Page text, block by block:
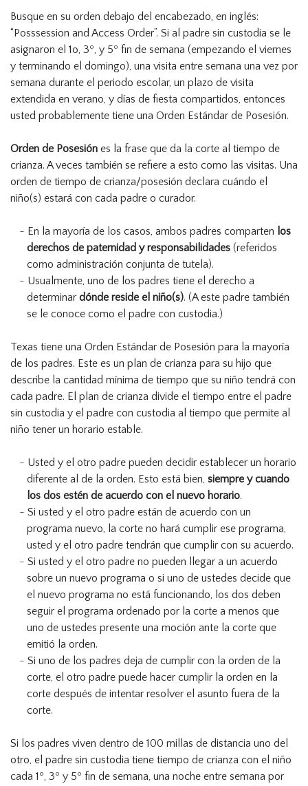
Busque en su orden debajo del encabezado, en inglés:
“Posssession and Access Order”. Si al padre sin custodia se le
asignaron el 1o, 3º, y 5º fin de semana (empezando el viernes
y terminando el domingo), una visita entre semana una vez por
semana durante el periodo escolar, un plazo de visita
extendida en verano, y días de fiesta compartidos, entonces
usted probablemente tiene una Orden Estándar de Posesión.
Orden de Posesión es la frase que da la corte al tiempo de
crianza. A veces también se refiere a esto como las visitas. Una
orden de tiempo de crianza/posesión declara cuándo el
niño(s) estará con cada padre o curador.
En la mayoría de los casos, ambos padres comparten los
derechos de paternidad y responsabilidades (referidos
como administración conjunta de tutela).
Usualmente, uno de los padres tiene el derecho a
determinar dónde reside el niño(s). (A este padre también
se le conoce como el padre con custodia.)
Texas tiene una Orden Estándar de Posesión para la mayoría
de los padres. Este es un plan de crianza para su hijo que
describe la cantidad mínima de tiempo que su niño tendrá con
cada padre. El plan de crianza divide el tiempo entre el padre
sin custodia y el padre con custodia al tiempo que permite al
niño tener un horario estable.
Usted y el otro padre pueden decidir establecer un horario
diferente al de la orden. Esto está bien, siempre y cuando
los dos estén de acuerdo con el nuevo horario.
Si usted y el otro padre están de acuerdo con un
programa nuevo, la corte no hará cumplir ese programa,
usted y el otro padre tendrán que cumplir con su acuerdo.
Si usted y el otro padre no pueden llegar a un acuerdo
sobre un nuevo programa o si uno de ustedes decide que
el nuevo programa no está funcionando, los dos deben
seguir el programa ordenado por la corte a menos que
uno de ustedes presente una moción ante la corte que
emitió la orden.
Si uno de los padres deja de cumplir con la orden de la
corte, el otro padre puede hacer cumplir la orden en la
corte después de intentar resolver el asunto fuera de la
corte.
Si los padres viven dentro de 100 millas de distancia uno del
otro, el padre sin custodia tiene tiempo de crianza con el niño
cada 1º, 3º y 5º fin de semana, una noche entre semana por